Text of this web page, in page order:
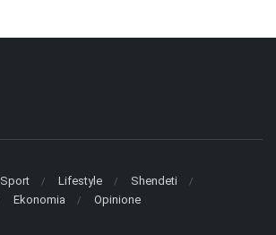
Sport Lifestyle
Shendeti
Ekonomia Opinione